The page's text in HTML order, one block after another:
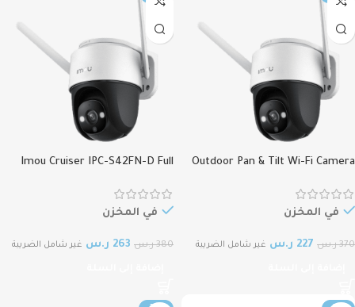
Outdoor Pan & Tilt Wi-Fi Camera
فاي خارجية قابلة للإمالة
في المخزن
370 ر.س 227 ر.س غير شامل الضريبة
Imou Cruiser IPC-S42FN-D Full
Camera ايمو كاميرا مراقبة خارجية
في المخزن
380 ر.س 263 ر.س غير شامل الضريبة